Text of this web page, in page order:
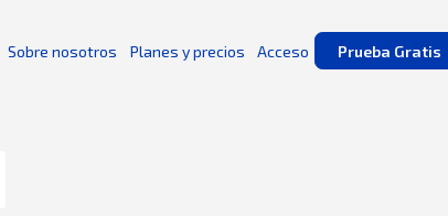
Sobre nosotros Planes y precios Acceso Prueba Gratis